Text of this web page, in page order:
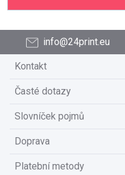
info@24print.eu
Kontakt
Časté dotazy
Slovníček pojmů
Doprava
Platební metody